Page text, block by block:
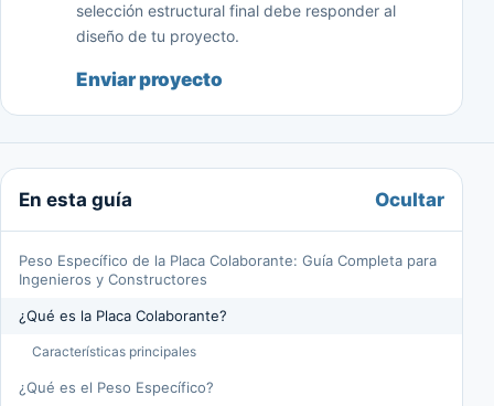
selección estructural final debe responder al
diseño de tu proyecto.
Enviar proyecto
En esta guía Ocultar
Peso Específico de la Placa Colaborante: Guía Completa para
Ingenieros y Constructores
¿Qué es la Placa Colaborante?
Características principales
¿Qué es el Peso Específico?